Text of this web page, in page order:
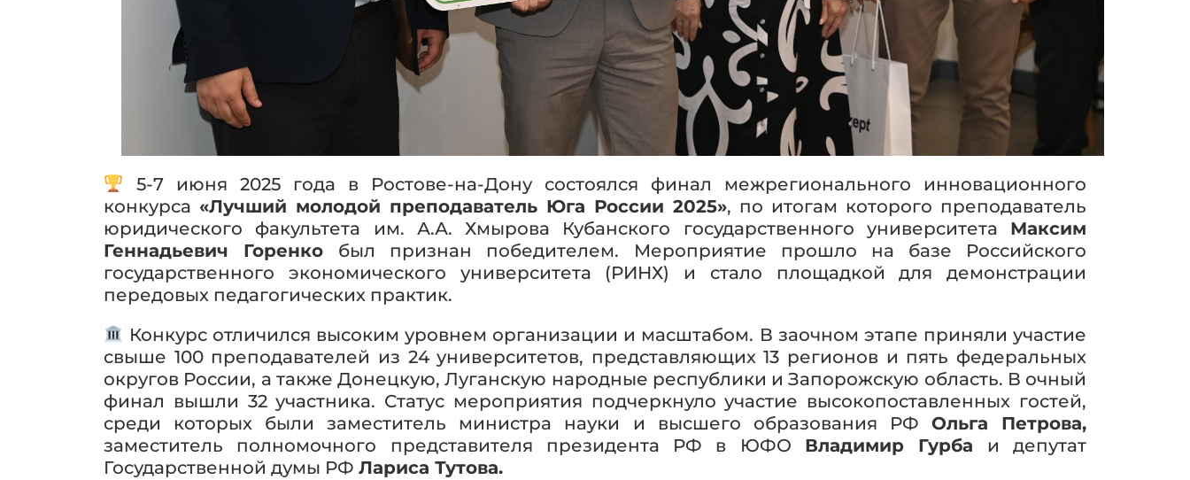
5-7 июня 2025 года в Ростове-на-Дону состоялся финал межрегионального инновационного
конкурса «Лучший молодой преподаватель Юга России 2025», по итогам которого преподаватель
юридического факультета им. А.А. Хмырова Кубанского государственного университета Максим
Геннадьевич Горенко был признан победителем. Мероприятие прошло на базе Российского
государственного экономического университета (РИНХ) и стало площадкой для демонстрации
передовых педагогических практик.
Конкурс отличился высоким уровнем организации и масштабом. В заочном этапе приняли участие
свыше 100 преподавателей из 24 университетов, представляющих 13 регионов и пять федеральных
округов России, а также Донецкую, Луганскую народные республики и Запорожскую область. В очный
финал вышли 32 участника. Статус мероприятия подчеркнуло участие высокопоставленных гостей,
среди которых были заместитель министра науки и высшего образования РФ Ольга Петрова,
заместитель полномочного представителя президента РФ в ЮФО Владимир Гурба и депутат
Государственной думы РФ Лариса Тутова.